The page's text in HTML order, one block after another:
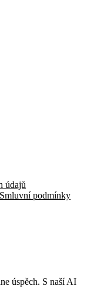
údajů
Smluvní podmínky
úspěch. S naší AI